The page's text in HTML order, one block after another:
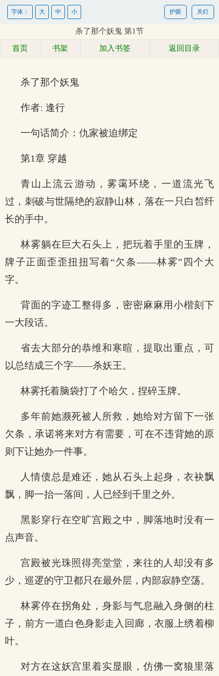
关灯
护眼
字体： 大 中 小
杀了那个妖鬼 第1节
首页 书架 加入书签 返回目录
杀了那个妖鬼
作者: 逢行
一句话简介：仇家被迫绑定
第1章 穿越
青山上流云游动，雾霭环绕，一道流光飞
过，刺破与世隔绝的寂静山林，落在一只白皙纤
长的手中。
林雾躺在巨大石头上，把玩着手里的玉牌，
牌子正面歪歪扭扭写着“欠条——林雾”四个大
字。
背面的字迹工整得多，密密麻麻用小楷刻下
一大段话。
省去大部分的恭维和寒暄，提取出重点，可
以总结成三个字——杀妖王。
林雾托着脑袋打了个哈欠，捏碎玉牌。
多年前她濒死被人所救，她给对方留下一张
欠条，承诺将来对方有需要，可在不违背她的原
则下让她办一件事。
人情债总是难还，她从石头上起身，衣袂飘
飘，脚一抬一落间，人已经到千里之外。
黑影穿行在空旷宫殿之中，脚落地时没有一
点声音。
宫殿被光珠照得亮堂堂，来往的人却没有多
少，巡逻的守卫都只在最外层，内部寂静空荡。
林雾停在拐角处，身影与气息融入身侧的柱
子，前方一道白色身影走入回廊，衣服上绣着柳
叶。
对方在这妖宫里着实显眼，仿佛一窝狼里落